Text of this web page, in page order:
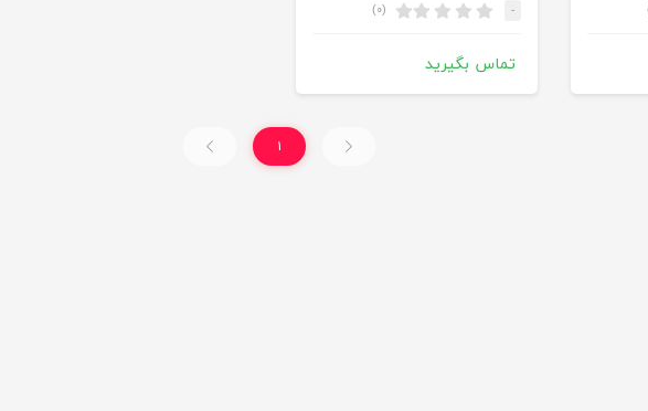
- (۰)
تماس بگیرید
۱